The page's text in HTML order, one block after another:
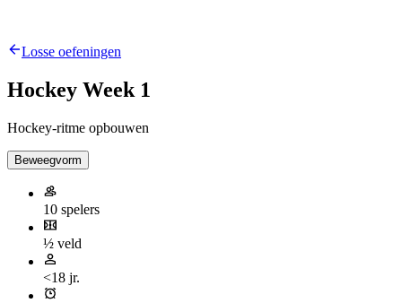
Losse oefeningen
Hockey Week 1
Hockey-ritme opbouwen
Beweegvorm
10 spelers
½ veld
<18 jr.